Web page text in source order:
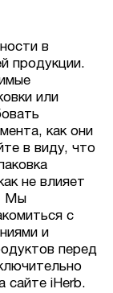
в
продукции.
или
как они
в виду, что
не влияет
Мы
с
и
перед
сайте iHerb.